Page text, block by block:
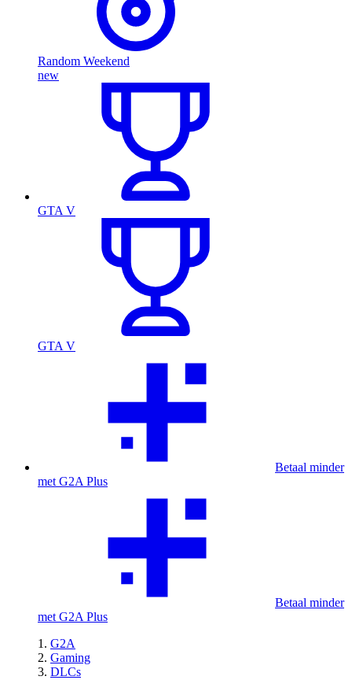
Random Weekend
new
GTA V
GTA V
Betaal minder
met G2A Plus
Betaal minder
met G2A Plus
G2A
Gaming
DLCs